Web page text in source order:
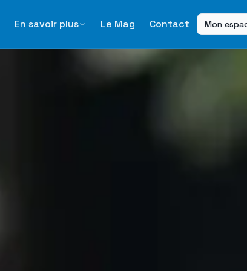
En savoir plus Le Mag Contact Mon